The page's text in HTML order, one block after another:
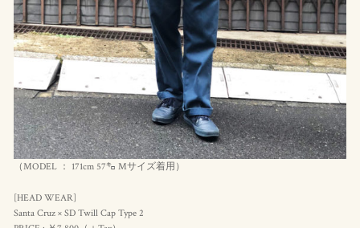
（MODEL ： 171cm 57㌔ Mサイズ着用）
[HEAD WEAR]
Santa Cruz × SD Twill Cap Type 2